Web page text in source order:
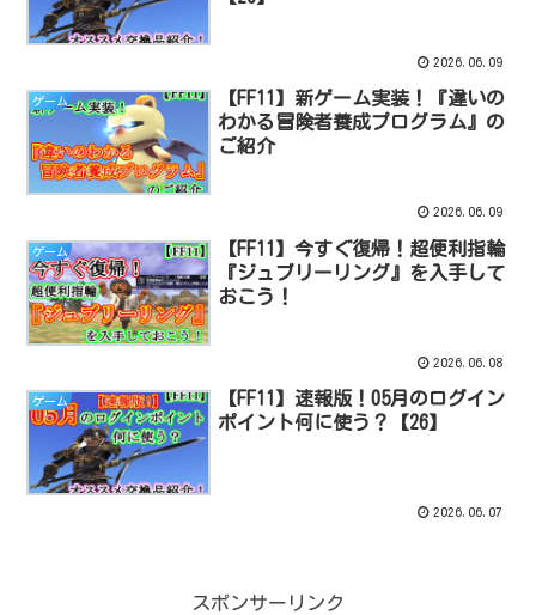
2026.06.09
ゲーム
【FF11】新ゲーム実装！『違いの
わかる冒険者養成プログラム』の
ご紹介
2026.06.09
ゲーム
【FF11】今すぐ復帰！超便利指輪
『ジュブリーリング』を入手して
おこう！
2026.06.08
ゲーム
【FF11】速報版！05月のログイン
ポイント何に使う？【26】
2026.06.07
スポンサーリンク